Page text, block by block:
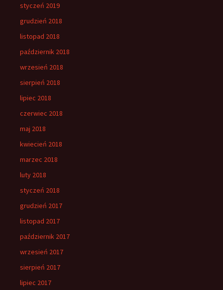
styczeń 2019
grudzień 2018
listopad 2018
październik 2018
wrzesień 2018
sierpień 2018
lipiec 2018
czerwiec 2018
maj 2018
kwiecień 2018
marzec 2018
luty 2018
styczeń 2018
grudzień 2017
listopad 2017
październik 2017
wrzesień 2017
sierpień 2017
lipiec 2017